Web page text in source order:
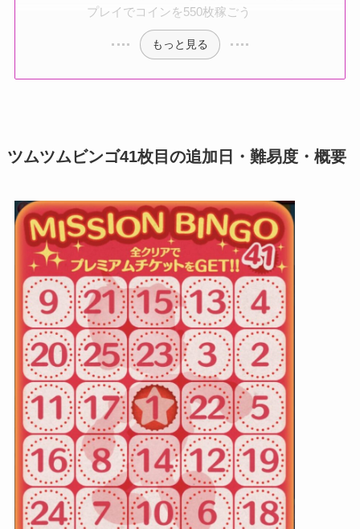
プレイでコインを550枚稼ごう
もっと見る
ツムツムビンゴ41枚目の追加日・難易度・概要